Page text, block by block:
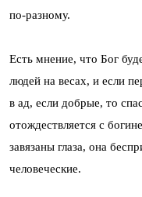
по-разному.
Есть мнение, что Бог
людей на весах, и если
в ад, если добрые, то
отождествляется с
завязаны глаза, она
человеческие.